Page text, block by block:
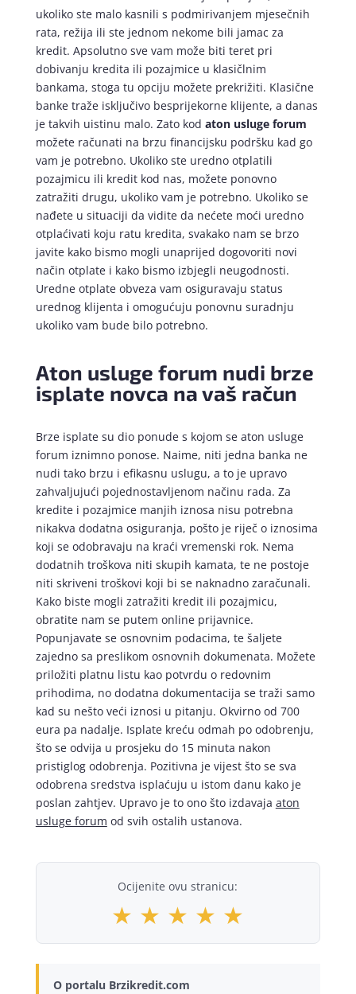
ukoliko ste malo kasnili s podmirivanjem mjesečnih
rata, režija ili ste jednom nekome bili jamac za
kredit. Apsolutno sve vam može biti teret pri
dobivanju kredita ili pozajmice u klasičlnim
bankama, stoga tu opciju možete prekrižiti. Klasične
banke traže isključivo besprijekorne klijente, a danas
je takvih uistinu malo. Zato kod aton usluge forum
možete računati na brzu financijsku podršku kad go
vam je potrebno. Ukoliko ste uredno otplatili
pozajmicu ili kredit kod nas, možete ponovno
zatražiti drugu, ukoliko vam je potrebno. Ukoliko se
nađete u situaciji da vidite da nećete moći uredno
otplaćivati koju ratu kredita, svakako nam se brzo
javite kako bismo mogli unaprijed dogovoriti novi
način otplate i kako bismo izbjegli neugodnosti.
Uredne otplate obveza vam osiguravaju status
urednog klijenta i omogućuju ponovnu suradnju
ukoliko vam bude bilo potrebno.
Aton usluge forum nudi brze
isplate novca na vaš račun
Brze isplate su dio ponude s kojom se aton usluge
forum iznimno ponose. Naime, niti jedna banka ne
nudi tako brzu i efikasnu uslugu, a to je upravo
zahvaljujući pojednostavljenom načinu rada. Za
kredite i pozajmice manjih iznosa nisu potrebna
nikakva dodatna osiguranja, pošto je riječ o iznosima
koji se odobravaju na kraći vremenski rok. Nema
dodatnih troškova niti skupih kamata, te ne postoje
niti skriveni troškovi koji bi se naknadno zaračunali.
Kako biste mogli zatražiti kredit ili pozajmicu,
obratite nam se putem online prijavnice.
Popunjavate se osnovnim podacima, te šaljete
zajedno sa preslikom osnovnih dokumenata. Možete
priložiti platnu listu kao potvrdu o redovnim
prihodima, no dodatna dokumentacija se traži samo
kad su nešto veći iznosi u pitanju. Okvirno od 700
eura pa nadalje. Isplate kreću odmah po odobrenju,
što se odvija u prosjeku do 15 minuta nakon
pristiglog odobrenja. Pozitivna je vijest što se sva
odobrena sredstva isplaćuju u istom danu kako je
poslan zahtjev. Upravo je to ono što izdavaja aton
usluge forum od svih ostalih ustanova.
Ocijenite ovu stranicu:
★ ★ ★ ★ ★
O portalu Brzikredit.com